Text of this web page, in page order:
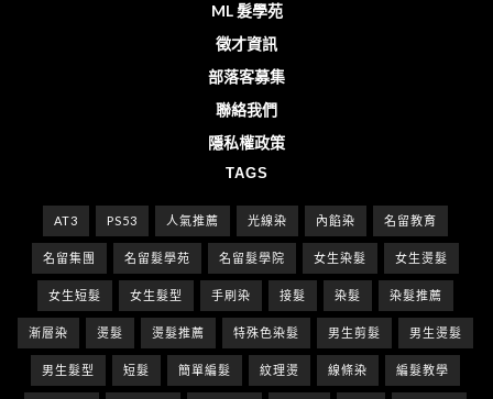
ML 髮學苑
徵才資訊
部落客募集
聯絡我們
隱私權政策
TAGS
AT3 PS53 人氣推薦 光線染 內餡染 名留教育
名留集團 名留髮學苑 名留髮學院 女生染髮 女生燙髮
女生短髮 女生髮型 手刷染 接髮 染髮 染髮推薦
漸層染 燙髮 燙髮推薦 特殊色染髮 男生剪髮 男生燙髮
男生髮型 短髮 簡單編髮 紋理燙 線條染 編髮教學